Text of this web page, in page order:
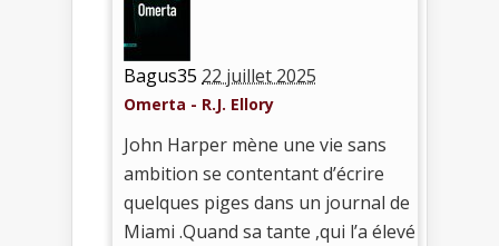
Bagus35 22 juillet 2025
Omerta - R.J. Ellory
John Harper mène une vie sans
ambition se contentant d’écrire
quelques piges dans un journal de
Miami .Quand sa tante ,qui l’a élevé